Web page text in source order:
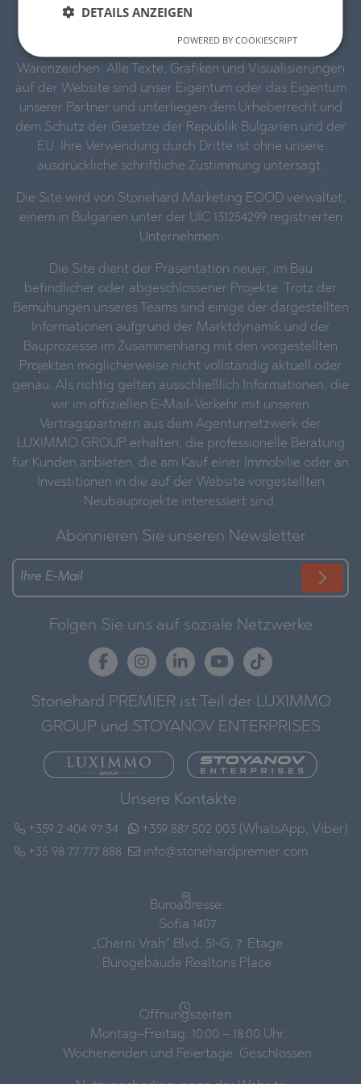
Rechte vorbehalten.
Warenzeichen. Alle Texte, Grafiken und Visualisierungen
auf der Website sind unser Eigentum oder das Eigentum
unserer Partner und unterliegen dem Urheberrecht und
dem Schutz der Gesetze der Republik Bulgarien und der
EU. Ihre Verwendung durch Dritte ist ohne unsere
ausdrückliche schriftliche Zustimmung untersagt.
Die Site wird von Stonehard Marketing EOOD verwaltet,
einem in Bulgarien unter der UIC 131254299 registrierten
Unternehmen.
Die Site dient der Präsentation neuer, im Bau
befindlicher oder abgeschlossener Projekte. Trotz der
Bemühungen unseres Teams sind einige der dargestellten
Informationen aufgrund der Marktdynamik und der
Bauprozesse im Zusammenhang mit den vorgestellten
Projekten möglicherweise nicht vollständig aktuell oder
genau. Als richtig gelten ausschließlich Informationen, die
wir im offiziellen E-Mail-Verkehr mit unseren
Vertragspartnern aus dem Agenturnetzwerk der
LUXIMMO GROUP erhalten, die professionelle Beratung
für Kunden anbieten, die am Kauf einer Immobilie oder an
Investitionen in die auf der Website vorgestellten
Neubauprojekte interessiert sind.
Abonnieren Sie unseren Newsletter
Folgen Sie uns auf soziale Netzwerke
Stonehard PREMIER ist Teil der LUXIMMO
GROUP und STOYANOV ENTERPRISES
Unsere Kontakte:
+359 2 404 97 34
+35 98 77 777 888
+359 887 502 003 (WhatsApp, Viber)
info@stonehardpremier.com
Büroadresse:
Sofia 1407
„Cherni Vrah“ Blvd. 51-G, 7. Etage
Bürogebäude Realtons Place
Öffnungszeiten:
Montag–Freitag: 10:00 – 18:00 Uhr
Wochenenden und Feiertage: Geschlossen
DETAILS ANZEIGEN
POWERED BY COOKIESCRIPT